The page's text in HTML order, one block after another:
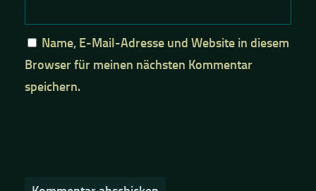
Name, E-Mail-Adresse und Website in diesem
Browser für meinen nächsten Kommentar
speichern.